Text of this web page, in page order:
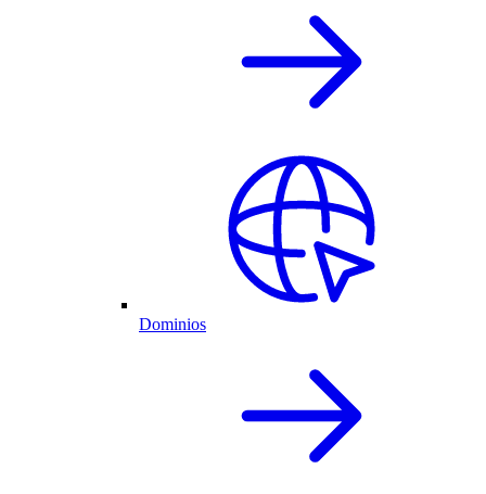
Dominios